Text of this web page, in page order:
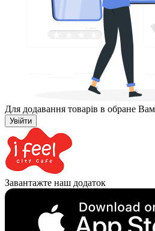
Для додавання товарів в обране
Увійти
Завантажте наш додаток